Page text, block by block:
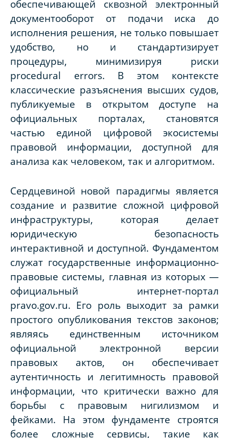
обеспечивающей сквозной электронный
документооборот от подачи иска до
исполнения решения, не только повышает
удобство, но и стандартизирует
процедуры, минимизируя риски
procedural errors. В этом контексте
классические разъяснения высших судов,
публикуемые в открытом доступе на
официальных порталах, становятся
частью единой цифровой экосистемы
правовой информации, доступной для
анализа как человеком, так и алгоритмом.
Сердцевиной новой парадигмы является
создание и развитие сложной цифровой
инфраструктуры, которая делает
юридическую безопасность
интерактивной и доступной. Фундаментом
служат государственные информационно-
правовые системы, главная из которых —
официальный интернет-портал
pravo.gov.ru. Его роль выходит за рамки
простого опубликования текстов законов;
являясь единственным источником
официальной электронной версии
правовых актов, он обеспечивает
аутентичность и легитимность правовой
информации, что критически важно для
борьбы с правовым нигилизмом и
фейками. На этом фундаменте строятся
более сложные сервисы, такие как